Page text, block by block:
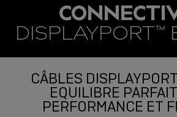
DISPLAYPORT™
CÂBLES
EQUILIBRE
PERFORMANCE ET